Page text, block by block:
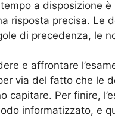
a disposizione
risposta precisa. Le
di precedenza, le
e affrontare
via del fatto che le
capitare. Per finire,
informatizzato, e